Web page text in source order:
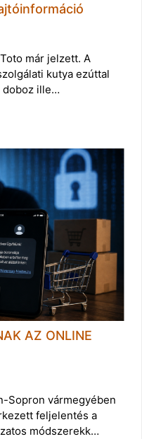
már jelzett. A
kutya ezúttal
doboz ille…
AZ ONLINE
Sopron vármegyében
feljelentés a
módszerekk…